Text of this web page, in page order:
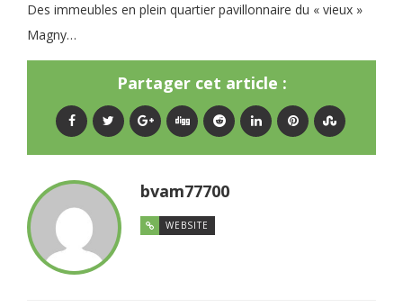
Des immeubles en plein quartier pavillonnaire du « vieux »
Magny…
Partager cet article :
bvam77700
WEBSITE